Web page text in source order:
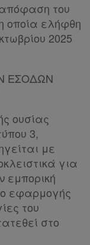
απόφαση του
οποία ελήφθη
2025
ΕΣΟΔΩΝ
ουσίας
3,
με
για
εμπορική
εφαρμογής
του
στο